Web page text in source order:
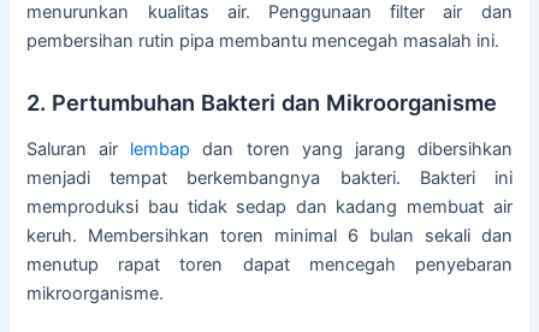
menurunkan kualitas air. Penggunaan filter air dan
pembersihan rutin pipa membantu mencegah masalah ini.
2. Pertumbuhan Bakteri dan Mikroorganisme
Saluran air lembap dan toren yang jarang dibersihkan
menjadi tempat berkembangnya bakteri. Bakteri ini
memproduksi bau tidak sedap dan kadang membuat air
keruh. Membersihkan toren minimal 6 bulan sekali dan
menutup rapat toren dapat mencegah penyebaran
mikroorganisme.